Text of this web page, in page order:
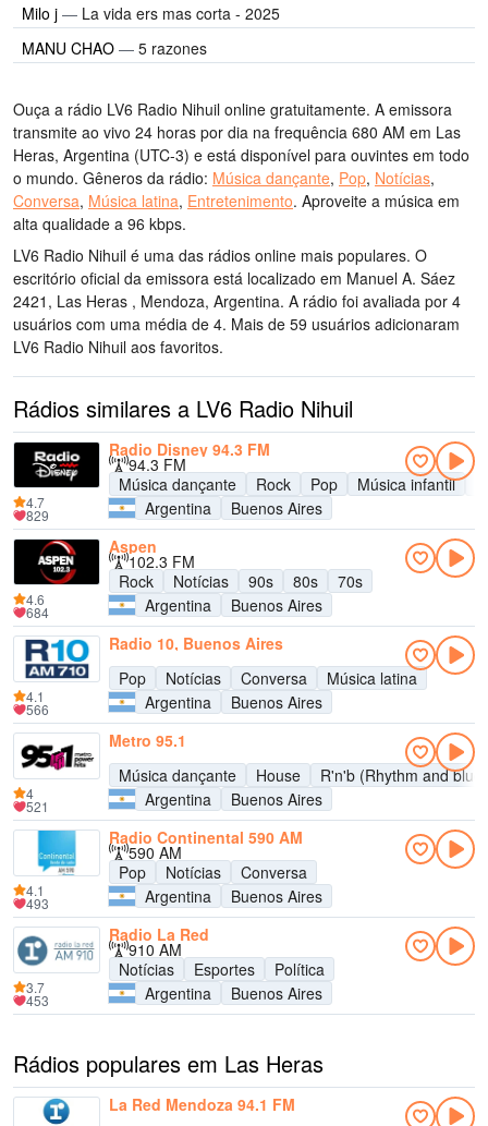
Milo j — La vida ers mas corta - 2025
MANU CHAO — 5 razones
Ouça a rádio LV6 Radio Nihuil online gratuitamente. A emissora
transmite ao vivo 24 horas por dia na frequência 680 AM em Las
Heras, Argentina (UTC-3) e está disponível para ouvintes em todo
o mundo. Gêneros da rádio: Música dançante, Pop, Notícias,
Conversa, Música latina, Entretenimento. Aproveite a música em
alta qualidade a 96 kbps.
LV6 Radio Nihuil é uma das rádios online mais populares. O
escritório oficial da emissora está localizado em Manuel A. Sáez
2421, Las Heras , Mendoza, Argentina. A rádio foi avaliada por 4
usuários com uma média de 4. Mais de 59 usuários adicionaram
LV6 Radio Nihuil aos favoritos.
Rádios similares a LV6 Radio Nihuil
Radio Disney 94.3 FM
94.3 FM
Música dançante
Rock Pop Música infantil
Argentina
Buenos Aires
4.7
829
Aspen
102.3 FM
Rock
Notícias 90s 80s
70s
Argentina
Buenos Aires
4.6
684
Radio 10, Buenos Aires
Pop
Notícias Conversa
Música latina
Argentina
Buenos Aires
4.1
566
Metro 95.1
Música dançante
House
R'n'b (Rhythm and
Argentina
Buenos Aires
4
521
Radio Continental 590 AM
590 AM
Pop
Notícias
Conversa
Argentina
Buenos Aires
4.1
493
Radio La Red
910 AM
Notícias
Esportes
Política
Argentina
Buenos Aires
3.7
453
Rádios populares em Las Heras
La Red Mendoza 94.1 FM